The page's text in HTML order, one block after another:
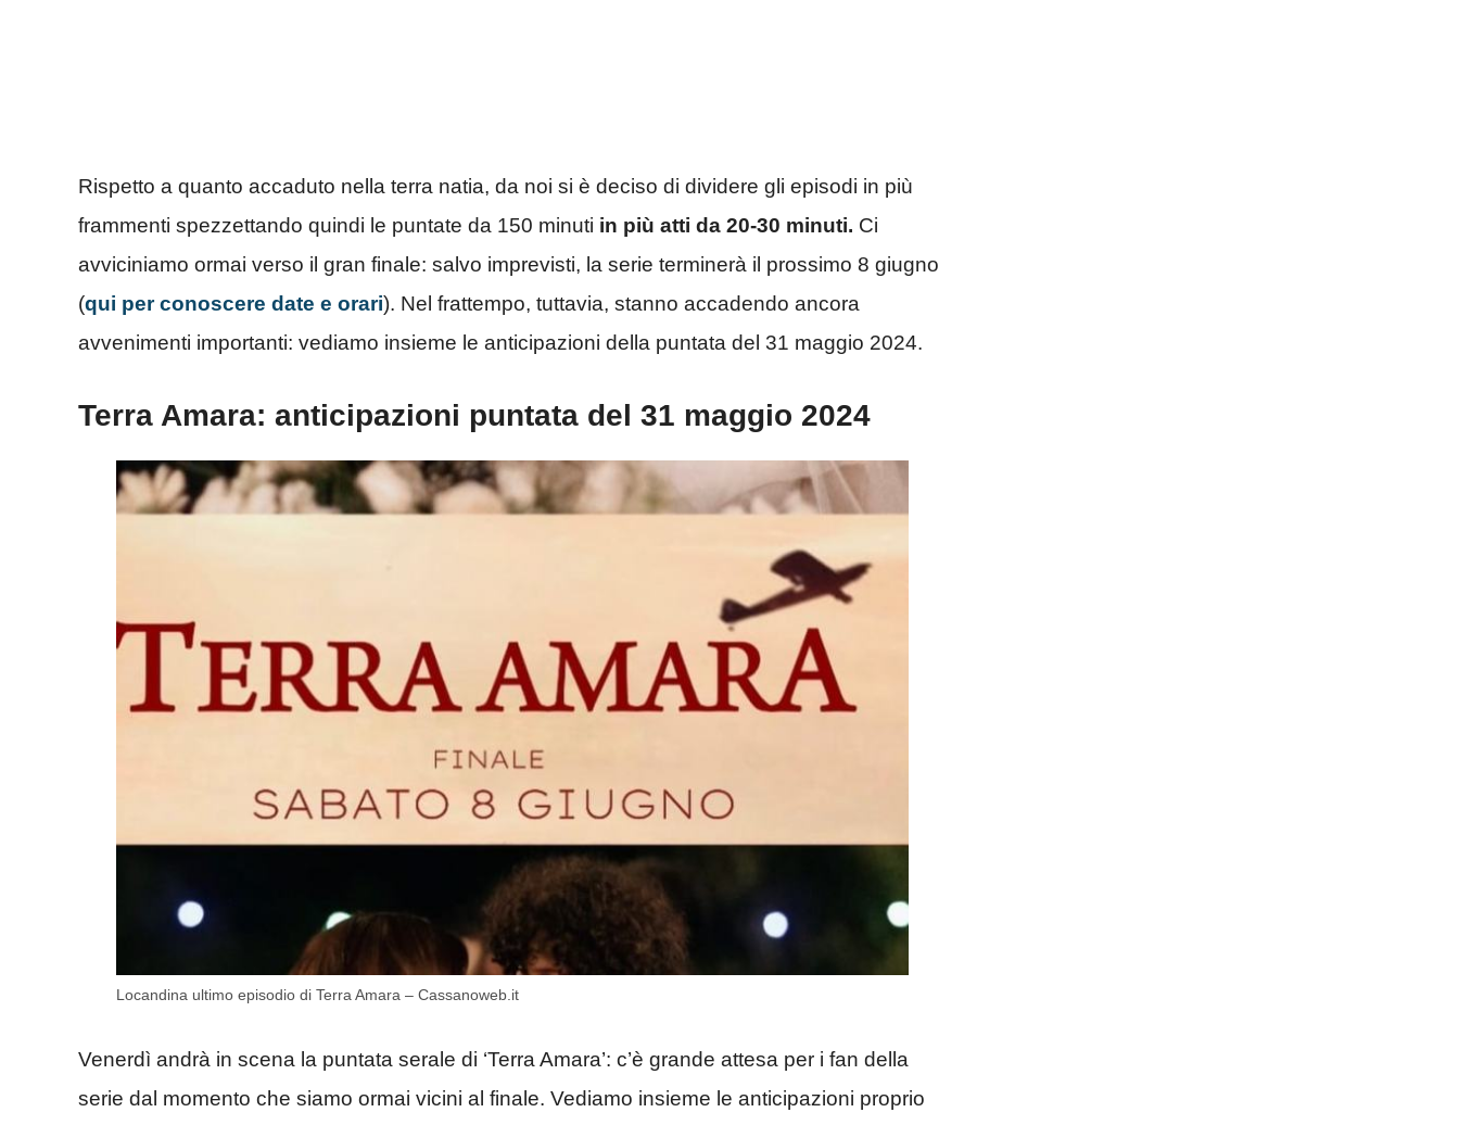
Rispetto a quanto accaduto nella terra natia, da noi si è deciso di dividere gli episodi in più
frammenti spezzettando quindi le puntate da 150 minuti in più atti da 20-30 minuti. Ci
avviciniamo ormai verso il gran finale: salvo imprevisti, la serie terminerà il prossimo 8 giugno
(qui per conoscere date e orari). Nel frattempo, tuttavia, stanno accadendo ancora
avvenimenti importanti: vediamo insieme le anticipazioni della puntata del 31 maggio 2024.
Terra Amara: anticipazioni puntata del 31 maggio 2024
Locandina ultimo episodio di Terra Amara – Cassanoweb.it
Venerdì andrà in scena la puntata serale di ‘Terra Amara’: c’è grande attesa per i fan della
serie dal momento che siamo ormai vicini al finale. Vediamo insieme le anticipazioni proprio